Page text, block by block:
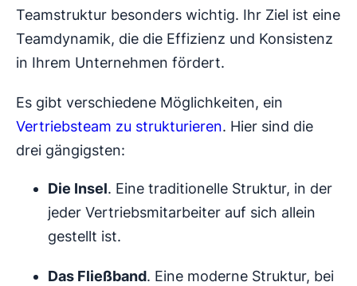
Teamstruktur besonders wichtig. Ihr Ziel ist eine
Teamdynamik, die die Effizienz und Konsistenz
in Ihrem Unternehmen fördert.
Es gibt verschiedene Möglichkeiten, ein
Vertriebsteam zu strukturieren. Hier sind die
drei gängigsten:
Die Insel. Eine traditionelle Struktur, in der
jeder Vertriebsmitarbeiter auf sich allein
gestellt ist.
Das Fließband. Eine moderne Struktur, bei